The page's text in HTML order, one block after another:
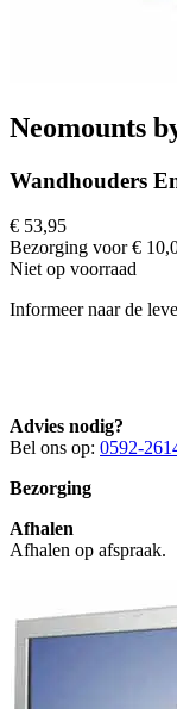
Neomounts
Wandhouders
€ 53,95
Bezorging voor €
Niet op voorraad
Informeer naar de
Advies nodig?
Bel ons op: 0592-
Bezorging
Afhalen
Afhalen op afspraak.